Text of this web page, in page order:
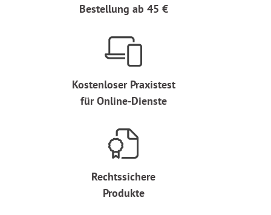
Bestellung ab 45 €
Kostenloser Praxistest
für Online-Dienste
Rechtssichere
Produkte